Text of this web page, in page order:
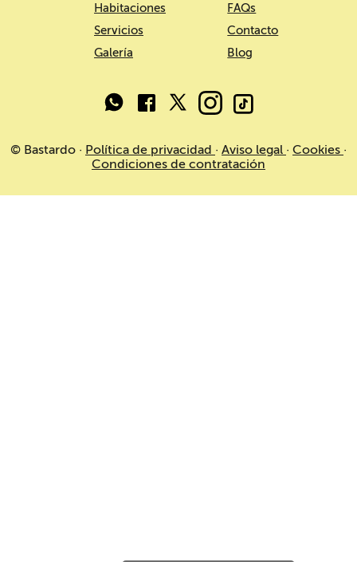
Habitaciones
Servicios
Galería
FAQs
Contacto
Blog
© Bastardo · Política de privacidad · Aviso legal · Cookies ·
Condiciones de contratación